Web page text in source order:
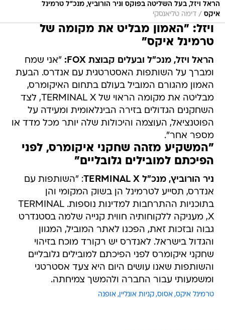
הראל ויזל, בעל השליטה בפוקס וניר הורוביץ, מנכ"ל טרמינל
איקס / דימה טליאנסקי
ויזל: "האמון מבליט את מקומה של
טרמינל איקס"
הראל ויזל, מנכ"ל ובעלים קבוצת FOX:
"אני שמח
ומברך על השותפות האסטרטגית עם אנדרס. הבעת
האמון מהגורם המוביל בעולם בתחום האיקומרס,
מבליטה את מקומה הראוי של TERMINAL X, לצד
השחקנים הגדולים בזירה הבינלאומית ומעידה על
הפוטנציאל, העוצמה והיכולות שלה יותר מכל מדד או
מספר אחר".
"המשקיע מזהה שחקני איקומרס, לפני
הפיכתם למובילים גלובליים"
ניר הורוביץ, מנכ"ל TERMINAL X
: "השותפות עם
אנדרס, תסייע לטרמינל הן בשוק המקומי והן
בתוכניות ההתרחבות למדינות נוספות. TERMINAL
X, מעניקה ללקוחותיה חווית קנייה שלמה בסטנדרט
גבוה ובזכות זאת, הפכנו לאתר המוביל, המגוון
והגדול בישראל. לאנדרס יש רקורד מוכח בזיהוי
שחקני איקומרס לפני הפיכתם למובילים גלובליים
והשותפות שאנו עושים היום היא צעד אסטרטגי
ומשמעותי עבור החברה ולהמשך צמיחתה.
טרמינל איקס אסוס קניות אונליין אופנה